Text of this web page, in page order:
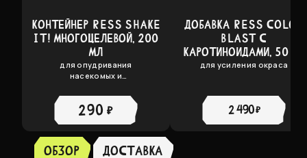
КОНТЕЙНЕР RESS SHAKE
IT! МНОГОЦЕЛЕВОЙ, 200
МЛ
для опудривания
насекомых и
премиксов
290 ₽
ДОБАВКА RESS COLOR
BLAST С
КАРОТИНОИДАМИ, 50 ГР.
для усиления окраса
2 490 ₽
Обзор доставка